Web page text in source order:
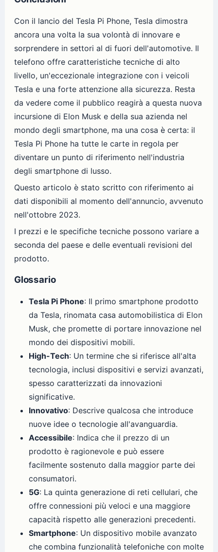
Con il lancio del Tesla Pi Phone, Tesla dimostra
ancora una volta la sua volontà di innovare e
sorprendere in settori al di fuori dell'automotive. Il
telefono offre caratteristiche tecniche di alto
livello, un'eccezionale integrazione con i veicoli
Tesla e una forte attenzione alla sicurezza. Resta
da vedere come il pubblico reagirà a questa nuova
incursione di Elon Musk e della sua azienda nel
mondo degli smartphone, ma una cosa è certa: il
Tesla Pi Phone ha tutte le carte in regola per
diventare un punto di riferimento nell'industria
degli smartphone di lusso.
Questo articolo è stato scritto con riferimento ai
dati disponibili al momento dell'annuncio, avvenuto
nell'ottobre 2023.
I prezzi e le specifiche tecniche possono variare a
seconda del paese e delle eventuali revisioni del
prodotto.
Glossario
Tesla Pi Phone: Il primo smartphone prodotto
da Tesla, rinomata casa automobilistica di Elon
Musk, che promette di portare innovazione nel
mondo dei dispositivi mobili.
High-Tech: Un termine che si riferisce all'alta
tecnologia, inclusi dispositivi e servizi avanzati,
spesso caratterizzati da innovazioni
significative.
Innovativo: Descrive qualcosa che introduce
nuove idee o tecnologie all'avanguardia.
Accessibile: Indica che il prezzo di un
prodotto è ragionevole e può essere
facilmente sostenuto dalla maggior parte dei
consumatori.
5G: La quinta generazione di reti cellulari, che
offre connessioni più veloci e una maggiore
capacità rispetto alle generazioni precedenti.
Smartphone: Un dispositivo mobile avanzato
che combina funzionalità telefoniche con molte